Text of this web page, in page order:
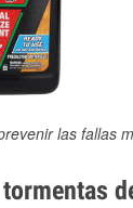
las fallas